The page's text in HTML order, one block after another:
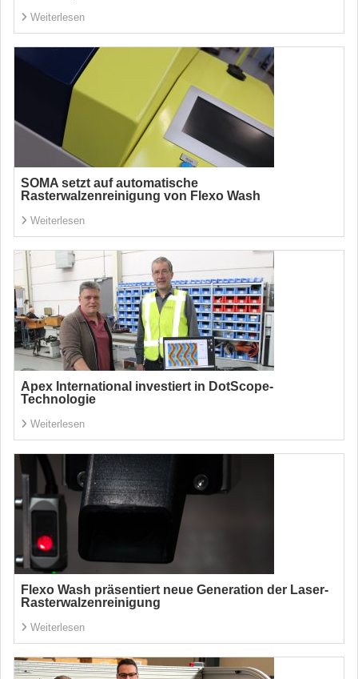
Weiterlesen
SOMA setzt auf automatische
Rasterwalzenreinigung von Flexo Wash
Weiterlesen
Apex International investiert in DotScope-
Technologie
Weiterlesen
Flexo Wash präsentiert neue Generation der Laser-
Rasterwalzenreinigung
Weiterlesen